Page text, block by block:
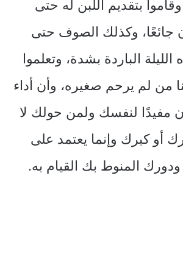
بتقديم اللبن له حتى
جائعًا، وكذلك الصوف حتى
الباردة بشدة، وتعلموا
من لم يرحم صغيره، وأن أداء
مفيدًا لنفسك ولمن حولك لا
أو كبرك وإنما يعتمد على
المنوط بك القيام به.